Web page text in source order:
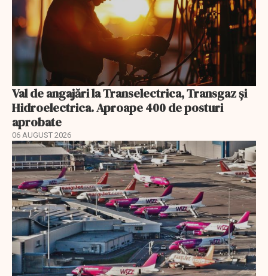
Val de angajări la Transelectrica, Transgaz și
Hidroelectrica. Aproape 400 de posturi
aprobate
06 AUGUST 2026